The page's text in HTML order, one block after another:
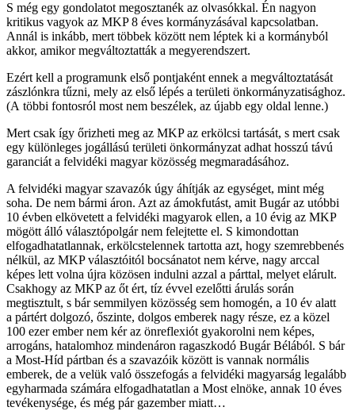
S még egy gondolatot megosztanék az olvasókkal. Én nagyon
kritikus vagyok az MKP 8 éves kormányzásával kapcsolatban.
Annál is inkább, mert többek között nem léptek ki a kormányból
akkor, amikor megváltoztatták a megyerendszert.
Ezért kell a programunk első pontjaként ennek a megváltoztatását
zászlónkra tűzni, mely az első lépés a területi önkormányzatisághoz.
(A többi fontosról most nem beszélek, az újabb egy oldal lenne.)
Mert csak így őrizheti meg az MKP az erkölcsi tartását, s mert csak
egy különleges jogállású területi önkormányzat adhat hosszú távú
garanciát a felvidéki magyar közösség megmaradásához.
A felvidéki magyar szavazók úgy áhítják az egységet, mint még
soha. De nem bármi áron. Azt az ámokfutást, amit Bugár az utóbbi
10 évben elkövetett a felvidéki magyarok ellen, a 10 évig az MKP
mögött álló választópolgár nem felejtette el. S kimondottan
elfogadhatatlannak, erkölcstelennek tartotta azt, hogy szemrebbenés
nélkül, az MKP választóitól bocsánatot nem kérve, nagy arccal
képes lett volna újra közösen indulni azzal a párttal, melyet elárult.
Csakhogy az MKP az őt ért, tíz évvel ezelőtti árulás során
megtisztult, s bár semmilyen közösség sem homogén, a 10 év alatt
a pártért dolgozó, őszinte, dolgos emberek nagy része, ez a közel
100 ezer ember nem kér az önreflexiót gyakorolni nem képes,
arrogáns, hatalomhoz mindenáron ragaszkodó Bugár Bélából. S bár
a Most-Híd pártban és a szavazóik között is vannak normális
emberek, de a velük való összefogás a felvidéki magyarság legalább
egyharmada számára elfogadhatatlan a Most elnöke, annak 10 éves
tevékenysége, és még pár gazember miatt…